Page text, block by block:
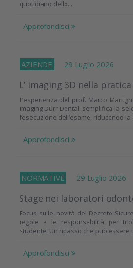
quotidiano dello...
Approfondisci
AZIENDE 29 Luglio 2026
L’ imaging 3D nella
L’esperienza del prof. Marco
imaging Dürr Dental: semplifica la
l’esecuzione dell’esame, riducendo la
Approfondisci
NORMATIVE 29 Luglio 2026
Stage nei laboratori
Focus sulle novità del Decreto
regole e le responsabilità per
studente. Un ripasso che può essere
Approfondisci